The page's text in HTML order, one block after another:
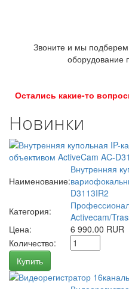
Звоните и мы
оборудование
Остались какие-то
Новинки
Наименование:
Внутренняя
D3113IR2
Категория:
Activecam/
Цена:
6 990.00 RUR
Количество:
Купить